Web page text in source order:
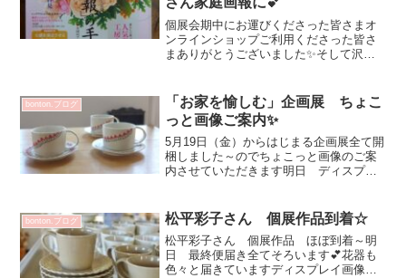
個展会期中にお運びくださった皆さまオ
ンラインショップご利用くださった皆さ
まありがとうございました✨そして沢山
で常設作品と一緒にご覧いただけます✨
📌 10/3 (月)...
bonton.ブログ
「お家を愉しむ」企画展 ちょこ
っと画像ご案内✨
5月19日（金）からはじまる企画展全て開
梱しました～のでちょこっと画像のご案
内させていただきます明日 ディスプレ
段の城と高台の家他にも色々と一点もの
オブジェ届いています...
bonton.ブログ 松平彩子さん 個展作品到着☆
松平彩子さん 個展作品 ほぼ到着～明
日 最終便届き全てそろいます💕花器も
色々と届きていますディスプレイ画像